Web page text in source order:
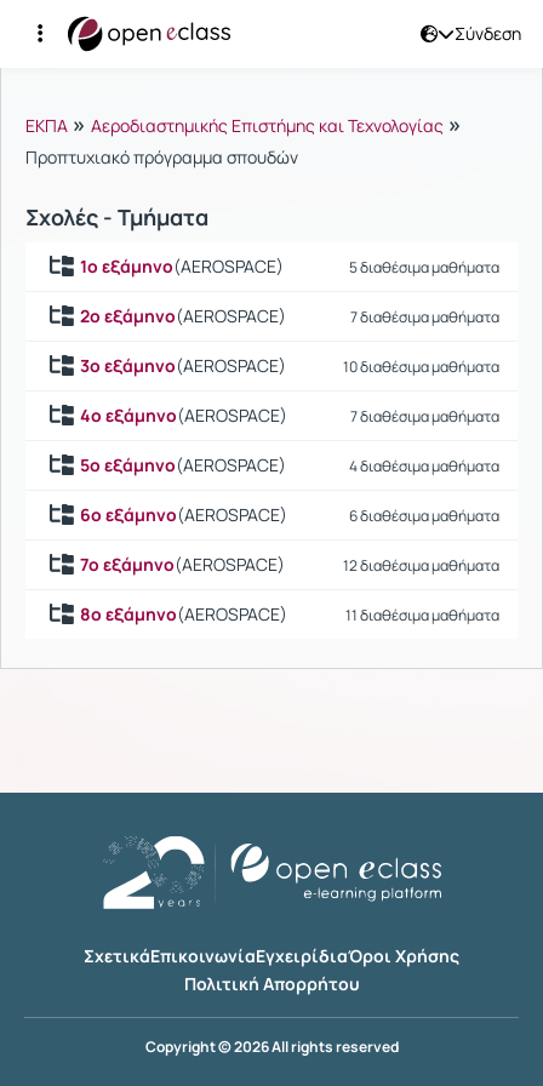
Σύνδεση
Μαθήματα
ΕΚΠΑ » Αεροδιαστημικής Επιστήμης και Τεχνολογίας »
Προπτυχιακό πρόγραμμα σπουδών
Σχολές - Τμήματα
1ο εξάμηνο(AEROSPACE) 5 διαθέσιμα μαθήματα
2ο εξάμηνο(AEROSPACE) 7 διαθέσιμα μαθήματα
3ο εξάμηνο(AEROSPACE) 10 διαθέσιμα μαθήματα
4ο εξάμηνο(AEROSPACE) 7 διαθέσιμα μαθήματα
5ο εξάμηνο(AEROSPACE) 4 διαθέσιμα μαθήματα
6ο εξάμηνο(AEROSPACE) 6 διαθέσιμα μαθήματα
7ο εξάμηνο(AEROSPACE) 12 διαθέσιμα μαθήματα
8ο εξάμηνο(AEROSPACE) 11 διαθέσιμα μαθήματα
ΣχετικάΕπικοινωνίαΕγχειρίδιαΌροι Χρήσης
Πολιτική Απορρήτου
Copyright © 2026 All rights reserved